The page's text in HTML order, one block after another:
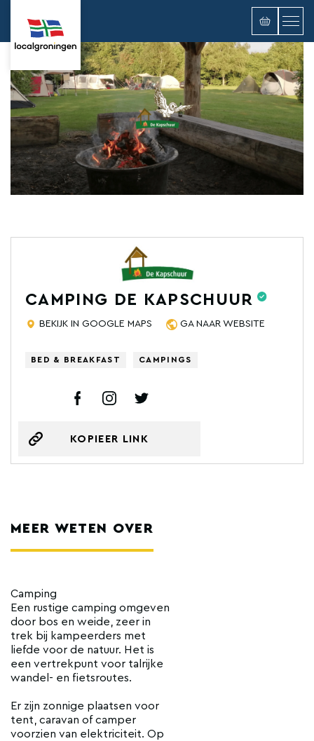
CAMPING DE KAPSCHUUR
BEKIJK IN GOOGLE MAPS GA NAAR WEBSITE
BED & BREAKFAST CAMPINGS
KOPIEER LINK
MEER WETEN OVER
Camping
Een rustige camping omgeven
door bos en weide, zeer in
trek bij kampeerders met
liefde voor de natuur. Het is
een vertrekpunt voor talrijke
wandel- en fietsroutes.
Er zijn zonnige plaatsen voor
tent, caravan of camper
voorzien van elektriciteit. Op